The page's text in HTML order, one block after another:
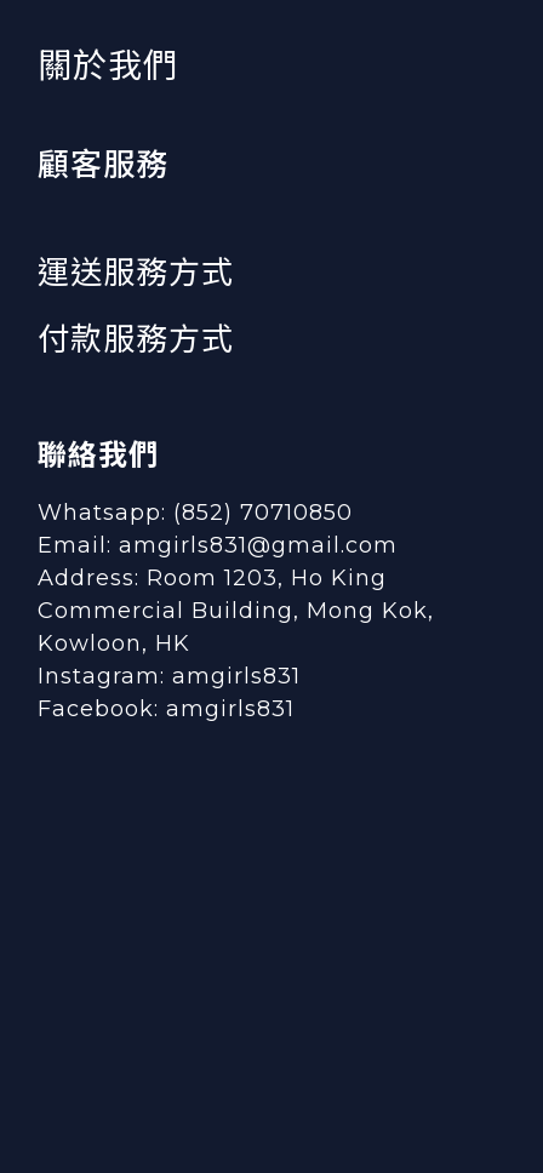
​關於我們
顧客服務
運送服務方式
付款服務方式
聯絡我們
Whatsapp: (852) 70710850
Email: amgirls831@gmail.com
Address: Room 1203, Ho King
Commercial Building, Mong Kok,
Kowloon, HK
Instagram: amgirls831
Facebook: amgirls831